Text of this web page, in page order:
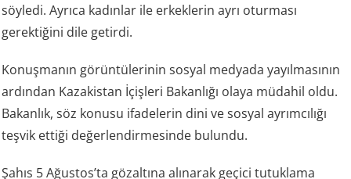
söyledi. Ayrıca kadınlar ile erkeklerin ayrı oturması
gerektiğini dile getirdi.
Konuşmanın görüntülerinin sosyal medyada yayılmasının
ardından Kazakistan İçişleri Bakanlığı olaya müdahil oldu.
Bakanlık, söz konusu ifadelerin dini ve sosyal ayrımcılığı
teşvik ettiği değerlendirmesinde bulundu.
Şahıs 5 Ağustos’ta gözaltına alınarak geçici tutuklama